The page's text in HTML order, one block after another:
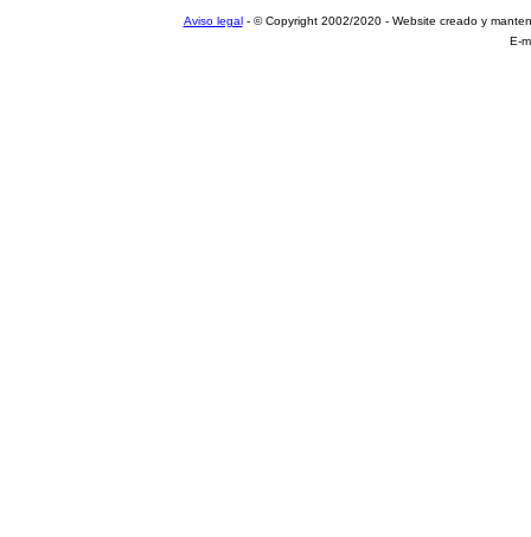
Aviso legal- © Copyright 2002/2020 - Website creado y
E-